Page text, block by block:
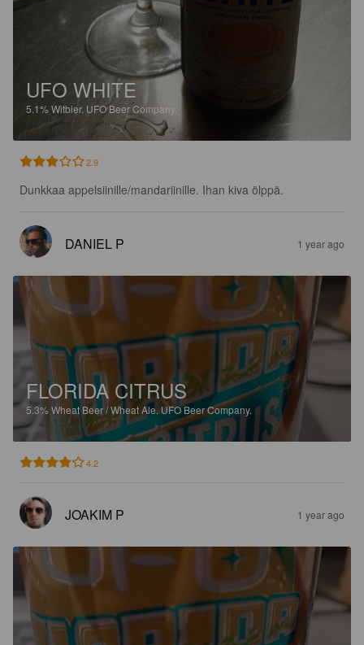
UFO WHITE
5.1%Witbier. UFO Beer Company.
2.9
Dunkkaa appelsiinille/mandariinille. Ihan kiva ölppä.
DANIEL P 1 year ago
FLORIDA CITRUS
5.3% Wheat Beer / Wheat Ale.UFO Beer Company.
4.2
JOAKIM P 1 year ago